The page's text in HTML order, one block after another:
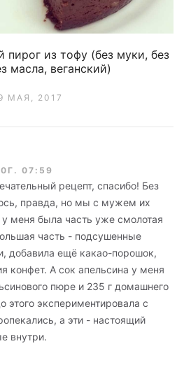
из тофу (без муки, без
масла, веганский)
МАЯ, 2017
07:59
рецепт, спасибо! Без
правда, но мы с мужем их
меня была часть уже смолотая
часть - подсушенные
добавила ещё какао-порошок,
конфет. А сок апельсина у меня
пюре и 235 г домашнего
этого экспериментировала с
а эти - настоящий
внутри.